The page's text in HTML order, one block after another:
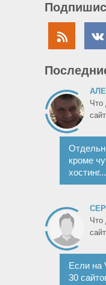
Что
кроме
хостинг...
Что
Если на
30